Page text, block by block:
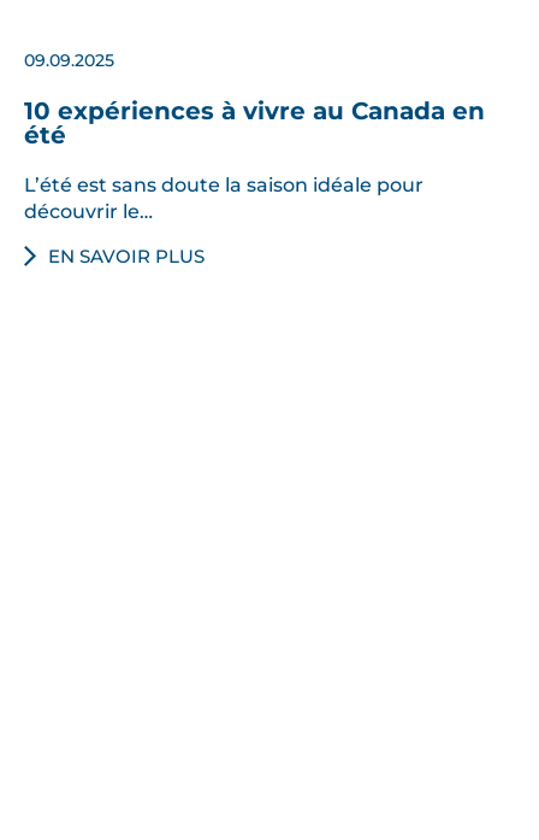
09.09.2025
10 expériences à vivre au Canada en
été
L’été est sans doute la saison idéale pour
découvrir le…
EN SAVOIR PLUS